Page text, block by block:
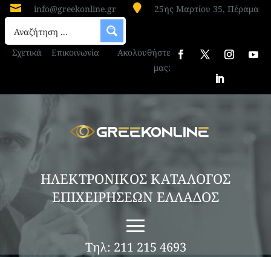
 info@greekonline.gr  25ης Μαρτίου 35, Πέραμα
Σχετικά Επικοινωνία
Ακολουθήστε
μας:
ΗΛΕΚΤΡΟΝΙΚΟΣ ΚΑΤΑΛΟΓΟΣ
ΕΠΙΧΕΙΡΗΣΕΩΝ ΕΛΛΑΔΟΣ
Τηλ: 211 215 4693